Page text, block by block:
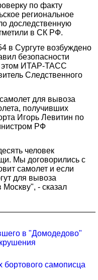
по факту
региональное
доследственную
в СК РФ.
в Сургуте возбуждено
безопасности
этом ИТАР-ТАСС
Следственного
для вывоза
получивших
Игорь Левитин по
РФ
человек
Мы договорились с
самолет и если
для вывоза
- сказал
в "Домодедово"
самописца